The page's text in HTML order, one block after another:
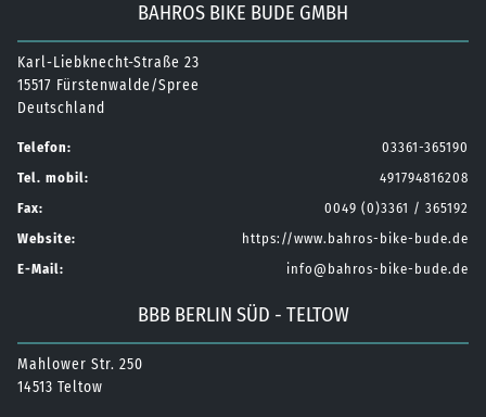
BAHROS BIKE BUDE GMBH
Karl-Liebknecht-Straße 23
15517 Fürstenwalde/Spree
Deutschland
Telefon:
03361-365190
Tel. mobil:
491794816208
Fax:
0049 (0)3361 / 365192
Website:
https://www.bahros-bike-bude.de
E-Mail:
info@bahros-bike-bude.de
BBB BERLIN SÜD - TELTOW
Mahlower Str. 250
14513 Teltow